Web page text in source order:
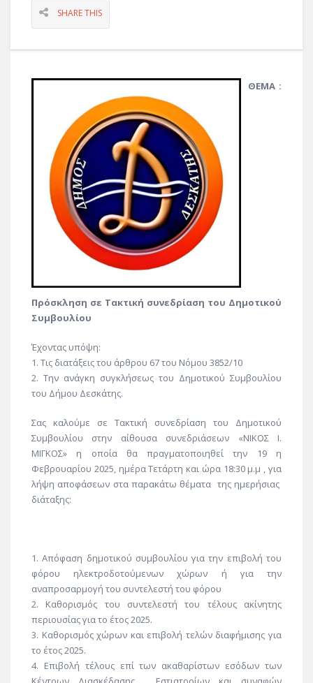
SHARE THIS
ΘΕΜΑ :
Πρόσκληση σε Τακτική συνεδρίαση του Δημοτικού
Συμβουλίου
Έχοντας υπόψη:
1. Τις διατάξεις του άρθρου 67 του Νόμου 3852/10
2. Την ανάγκη συγκλήσεως του Δημοτικού Συμβουλίου
του Δήμου Δεσκάτης.
Σας καλούμε σε Τακτική συνεδρίαση του Δημοτικού
Συμβουλίου στην αίθουσα συνεδριάσεων «ΝΙΚΟΣ Ι.
ΜΙΓΚΟΣ» η οποία θα πραγματοποιηθεί την 19 η
Φεβρουαρίου 2025, ημέρα Τετάρτη και ώρα 18:30 μ.μ , για
λήψη αποφάσεων στα παρακάτω θέματα της ημερήσιας
διάταξης:
1. Απόφαση δημοτικού συμβουλίου για την επιβολή του
φόρου ηλεκτροδοτούμενων χώρων ή για την
αναπροσαρμογή του συντελεστή του φόρου
2. Καθορισμός του συντελεστή του τέλους ακίνητης
περιουσίας για το έτος 2025.
3. Καθορισμός χώρων και επιβολή τελών διαφήμισης για
το έτος 2025.
4. Επιβολή τέλους επί των ακαθαρίστων εσόδων των